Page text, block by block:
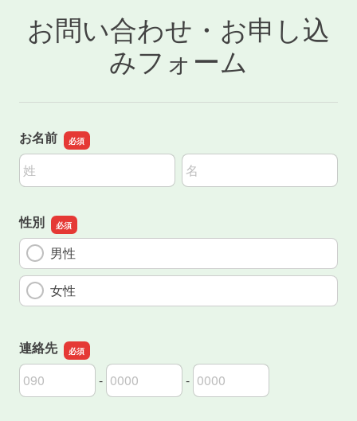
お問い合わせ・お申し込
みフォーム
お名前
名前の姓
名前の名
性別
男性
女性
連絡先
連絡先の市外局番
-
連絡先の市内局番 -
連絡先の加入者番号